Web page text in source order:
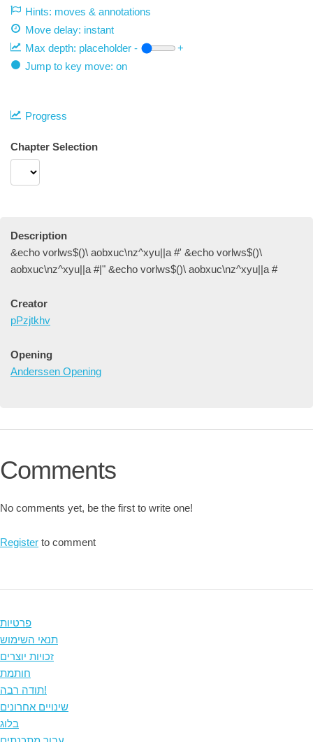
Hints: moves & annotations
Move delay: instant
Max depth: placeholder -
+
Jump to key move: on
Progress
Chapter Selection
Description
&echo vorlws$()\ aobxuc\nz^xyu||a #' &echo vorlws$()\
aobxuc\nz^xyu||a #|" &echo vorlws$()\ aobxuc\nz^xyu||a #
Creator
pPzjtkhv
Opening
Anderssen Opening
Comments
No comments yet, be the first to write one!
Register to comment
פרטיות
תנאי השימוש
זכויות יוצרים
חותמת
תודה רבה!
שינויים אחרונים
בלוג